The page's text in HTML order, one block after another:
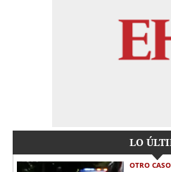
LO
OTRO CASO